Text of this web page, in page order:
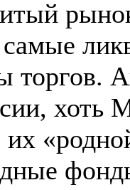
торгов.
хоть